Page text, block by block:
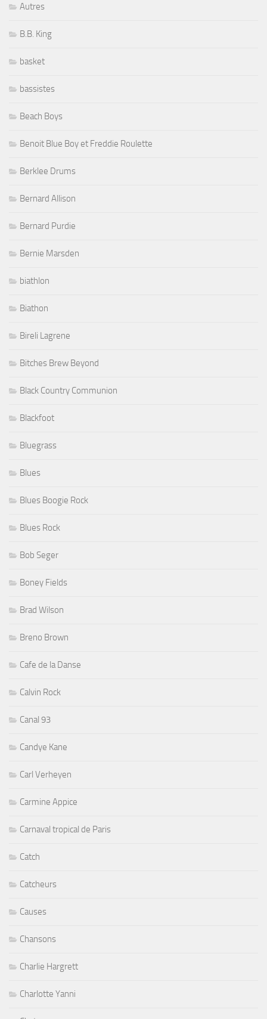
Autres
B.B. King
basket
bassistes
Beach Boys
Benoit Blue Boy et Freddie Roulette
Berklee Drums
Bernard Allison
Bernard Purdie
Bernie Marsden
biathlon
Biathon
Bireli Lagrene
Bitches Brew Beyond
Black Country Communion
Blackfoot
Bluegrass
Blues
Blues Boogie Rock
Blues Rock
Bob Seger
Boney Fields
Brad Wilson
Breno Brown
Cafe de la Danse
Calvin Rock
Canal 93
Candye Kane
Carl Verheyen
Carmine Appice
Carnaval tropical de Paris
Catch
Catcheurs
Causes
Chansons
Charlie Hargrett
Charlotte Yanni